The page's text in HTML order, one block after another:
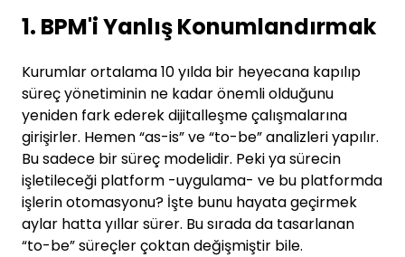
1. BPM'i Yanlış Konumlandırmak
Kurumlar ortalama 10 yılda bir heyecana kapılıp
süreç yönetiminin ne kadar önemli olduğunu
yeniden fark ederek dijitalleşme çalışmalarına
girişirler. Hemen “as-is” ve “to-be” analizleri yapılır.
Bu sadece bir süreç modelidir. Peki ya sürecin
işletileceği platform -uygulama- ve bu platformda
işlerin otomasyonu? İşte bunu hayata geçirmek
aylar hatta yıllar sürer. Bu sırada da tasarlanan
“to-be” süreçler çoktan değişmiştir bile.